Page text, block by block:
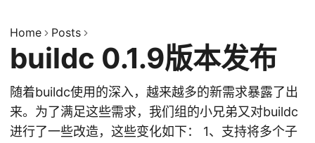
Home Posts
buildc 0.1.9版本发布
随着buildc使用的深入，越来越多的新需求暴露了出
来。为了满足这些需求，我们组的小兄弟又对buildc
进行了一些改造，这些变化如下： 1、支持将多个子